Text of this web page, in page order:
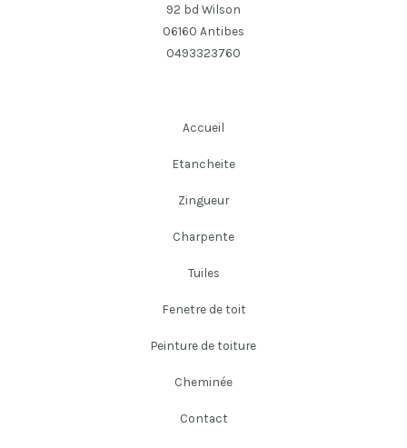
92 bd Wilson
06160 Antibes
0493323760
Accueil
Etancheite
Zingueur
Charpente
Tuiles
Fenetre de toit
Peinture de toiture
Cheminée
Contact